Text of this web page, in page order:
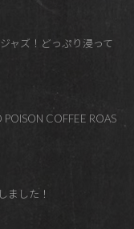
ャズ！どっぷり浸って
COFFEE ROAS
ました！